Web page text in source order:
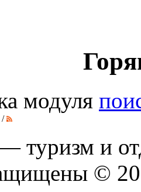
модуля
/
туризм и
©